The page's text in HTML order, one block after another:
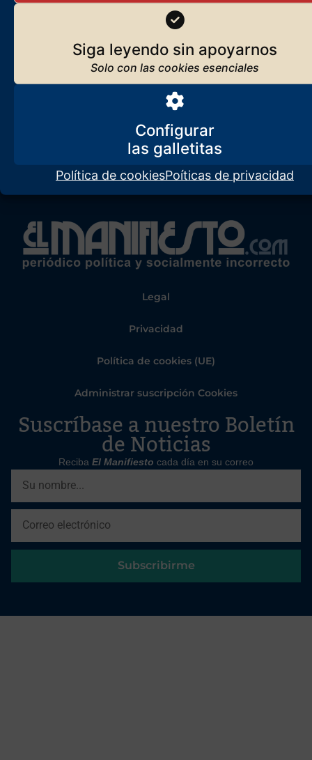
Siga leyendo sin apoyarnos
Configurar
Política de cookiesPoíticas de privacidad
Legal
Privacidad
Política de cookies (UE)
Administrar suscripción Cookies
Suscríbase a nuestro Boletín
de Noticias
Reciba El Manifiesto cada día en su correo
Subscribirme